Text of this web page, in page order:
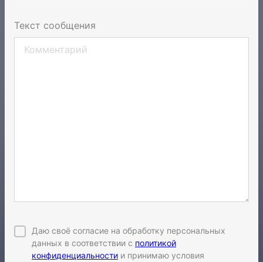
Текст сообщения
Даю своё согласие на обработку персональных
данных в соответствии с политикой
конфиденциальности и принимаю условия